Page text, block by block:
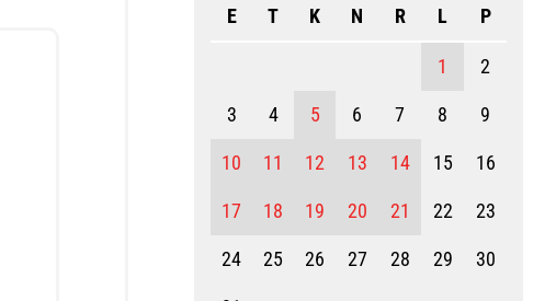
E
T K N R L P
1 2
3 4 5 6 7 8 9
10 11 12 13 14 15 16
17 18 19 20 21 22 23
24 25 26 27 28 29 30